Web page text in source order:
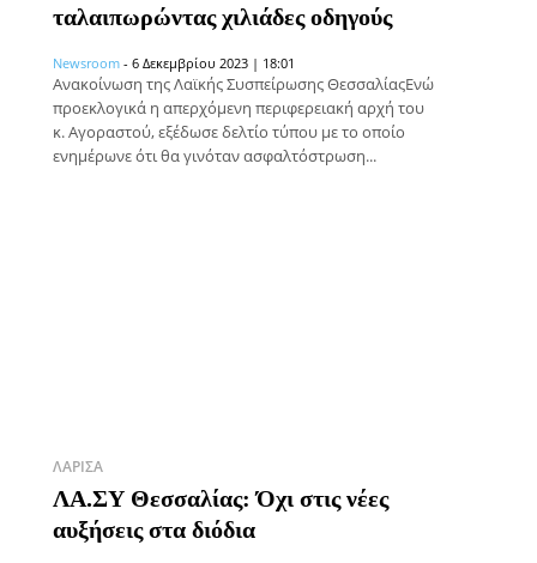
ταλαιπωρώντας χιλιάδες οδηγούς
Newsroom - 6 Δεκεμβρίου 2023 | 18:01
Ανακοίνωση της Λαϊκής Συσπείρωσης ΘεσσαλίαςΕνώ
προεκλογικά η απερχόμενη περιφερειακή αρχή του
κ. Αγοραστού, εξέδωσε δελτίο τύπου με το οποίο
ενημέρωνε ότι θα γινόταν ασφαλτόστρωση...
ΛΆΡΙΣΑ
ΛΑ.ΣΥ Θεσσαλίας: Όχι στις νέες
αυξήσεις στα διόδια